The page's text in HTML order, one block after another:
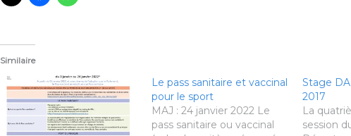
Similaire
Le pass sanitaire et vaccinal
pour le sport
MAJ : 24 janvier 2022 Le
pass sanitaire ou vaccinal
Stage
2017
La
session